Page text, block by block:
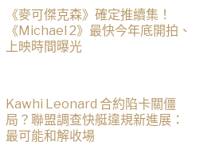
《麥可傑克森》確定推續集！
《Michael 2》最快今年底開拍、
上映時間曝光
Kawhi Leonard 合約陷卡關僵
局？聯盟調查快艇違規新進展：
最可能和解收場